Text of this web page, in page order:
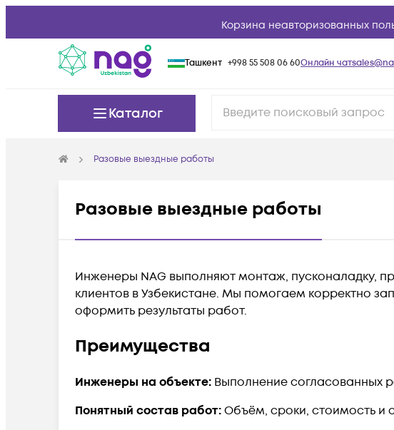
Корзина неавторизованных
Ташкент +998 55 508 06 60Онлайн чат
Каталог
Разовые выездные работы
Разовые выездные работы
Инженеры NAG выполняют монтаж, пусконаладку,
клиентов в Узбекистане. Мы помогаем корректно
оформить результаты работ.
Преимущества
Инженеры на объекте: Выполнение согласованных
Понятный состав работ:Объём, сроки, стоимость и